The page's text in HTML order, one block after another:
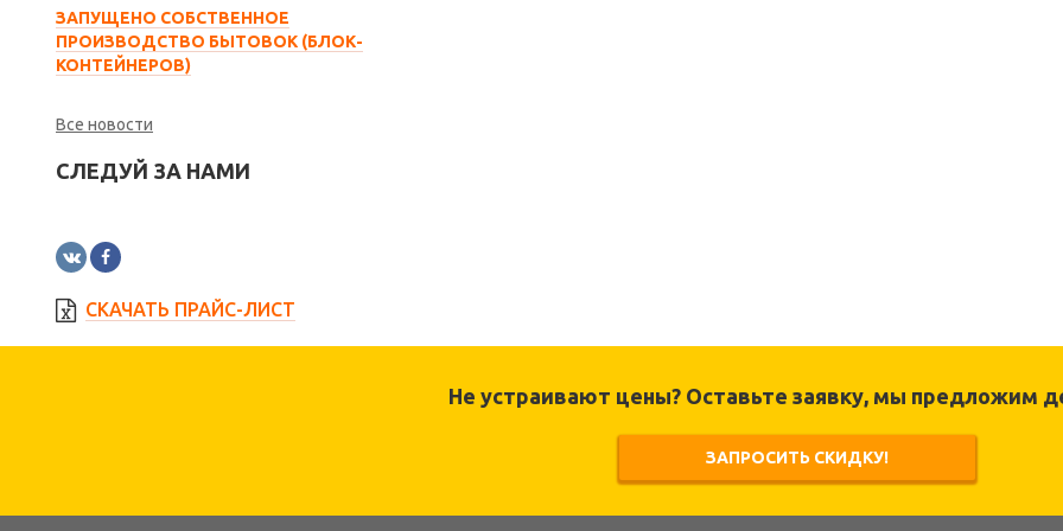
ЗАПУЩЕНО СОБСТВЕННОЕ
ПРОИЗВОДСТВО БЫТОВОК (БЛОК-
КОНТЕЙНЕРОВ)
Все новости
СЛЕДУЙ ЗА НАМИ
СКАЧАТЬ ПРАЙС-ЛИСТ
Не устраивают цены? Оставьте заявку, мы предложим
ЗАПРОСИТЬ СКИДКУ!